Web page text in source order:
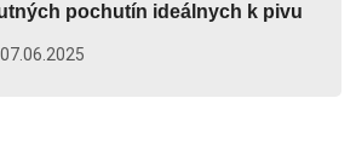
pochutín ideálnych k pivu
07.06.2025